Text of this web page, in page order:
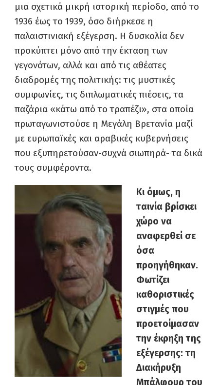
μια σχετικά μικρή ιστορική περίοδο, από το
1936 έως το 1939, όσο διήρκεσε η
παλαιστινιακή εξέγερση. Η δυσκολία δεν
προκύπτει μόνο από την έκταση των
γεγονότων, αλλά και από τις αθέατες
διαδρομές της πολιτικής: τις μυστικές
συμφωνίες, τις διπλωματικές πιέσεις, τα
παζάρια «κάτω από το τραπέζι», στα οποία
πρωταγωνιστούσε η Μεγάλη Βρετανία μαζί
με ευρωπαϊκές και αραβικές κυβερνήσεις
που εξυπηρετούσαν-συχνά σιωπηρά- τα δικά
τους συμφέροντα.
Κι όμως, η
ταινία βρίσκει
χώρο να
αναφερθεί σε
όσα
προηγήθηκαν.
Φωτίζει
καθοριστικές
στιγμές που
προετοίμασαν
την έκρηξη της
εξέγερσης: τη
Διακήρυξη
Μπάλφουρ του